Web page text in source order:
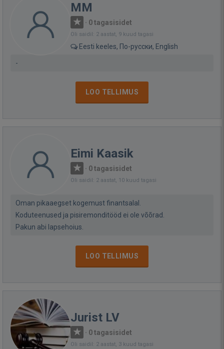
MM
· 0 tagasisidet
Oli saidil: 2 aastat, 9 kuud tagasi
Eesti keeles, По-русски, English
-
LOO TELLIMUS
Eimi Kaasik
· 0 tagasisidet
Oli saidil: 2 aastat, 10 kuud tagasi
Oman pikaaegset kogemust finantsalal.
Koduteenused ja pisiremonditööd ei ole võõrad.
Pakun abi lapsehoius.
LOO TELLIMUS
Jurist LV
· 0 tagasisidet
Oli saidil: 2 aastat, 3 kuud tagasi